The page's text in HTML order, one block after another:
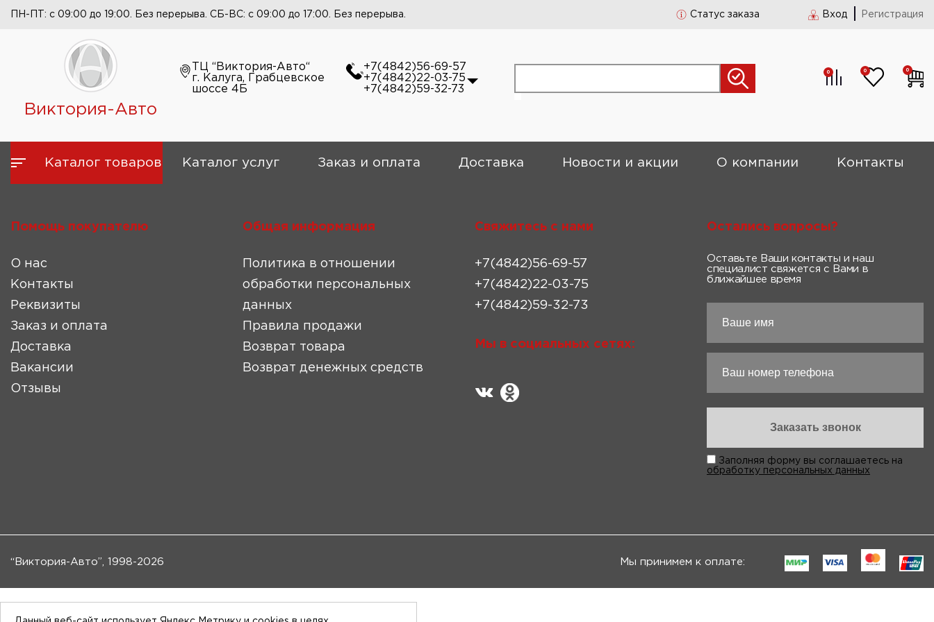
ПН-ПТ: с 09:00 до 19:00. Без перерыва. СБ-ВС: с 09:00 до 17:00. Без перерыва. Статус заказа Вход Регистрация
Виктория-Авто
ТЦ “Виктория-Авто“
г. Калуга, Грабцевское
шоссе 4Б
+7(4842)56-69-57
+7(4842)22-03-75
+7(4842)59-32-73
0 0 0
Каталог товаров Каталог услуг Заказ и оплата Доставка Новости и акции О компании Контакты
Помощь покупателю
О нас
Контакты
Реквизиты
Заказ и оплата
Доставка
Вакансии
Отзывы
Общая информация
Политика в отношении
обработки персональных
данных
Правила продажи
Возврат товара
Возврат денежных средств
Свяжитесь с нами
+7(4842)56-69-57
+7(4842)22-03-75
+7(4842)59-32-73
Мы в социальных сетях:
Остались вопросы?
Оставьте Ваши контакты и наш
специалист свяжется с Вами в
ближайшее время
Заполняя форму вы соглашаетесь на
обработку персональных данных
“Виктория-Авто”, 1998-2026 Мы принимем к оплате: